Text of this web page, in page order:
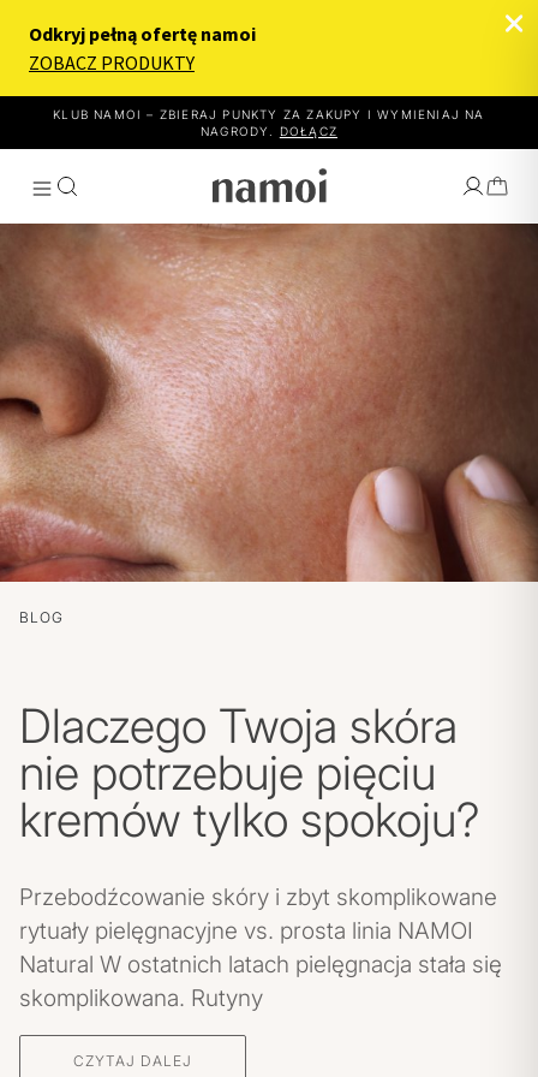
KLUB NAMOI – ZBIERAJ PUNKTY ZA ZAKUPY I WYMIENIAJ NA
NAGRODY.
DOŁĄCZ
WYBIERZ EFEKT
JAK TO DZIAŁA
PRODUKTY
O NAMOI
POLITYKA PRYWATNOŚCI
WYSYŁKA
ZWROTY I REKLAMACJE
MOJE KONTO
BLOG
Dlaczego Twoja skóra
nie potrzebuje pięciu
kremów tylko spokoju?
Przebodźcowanie skóry i zbyt skomplikowane
rytuały pielęgnacyjne vs. prosta linia NAMOI
Natural W ostatnich latach pielęgnacja stała się
skomplikowana. Rutyny
CZYTAJ DALEJ